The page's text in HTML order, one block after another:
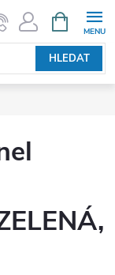
HLEDAT
NÁKUPNÍ
KOŠÍK